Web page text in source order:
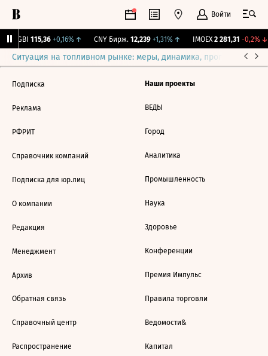
Войти
RGBI 115,36 +0,16%↑ CNY Бирж. 12,239 +1,31%↑ IMOEX 2 281,31 -0,2%↓
Ситуация на топливном рынке: меры, динамика, прогнозы
Подписка
Реклама
РФРИТ
Справочник компаний
Подписка для юр.лиц
О компании
Редакция
Менеджмент
Архив
Обратная связь
Справочный центр
Распространение
Наши проекты
ВЕДЫ
Город
Аналитика
Промышленность
Наука
Здоровье
Конференции
Премия Импульс
Правила торговли
Ведомости&
Капитал